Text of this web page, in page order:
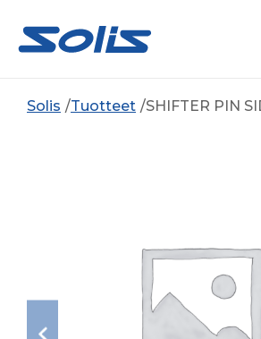
Solis Tuotteet SHIFTER PIN